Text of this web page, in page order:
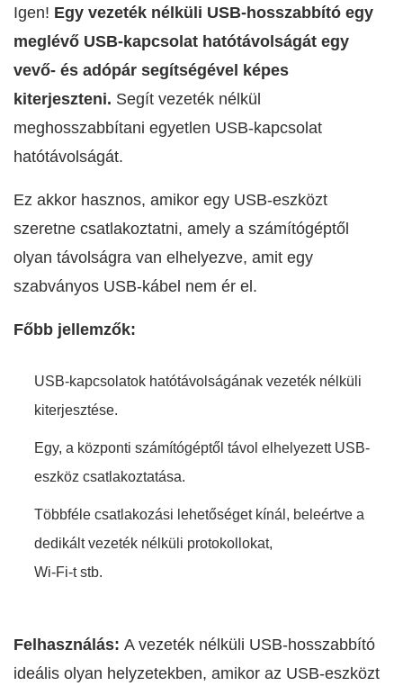
Igen! Egy vezeték nélküli USB-hosszabbító egy
meglévő USB-kapcsolat hatótávolságát egy
vevő- és adópár segítségével képes
kiterjeszteni. Segít vezeték nélkül
meghosszabbítani egyetlen USB-kapcsolat
hatótávolságát.
Ez akkor hasznos, amikor egy USB-eszközt
szeretne csatlakoztatni, amely a számítógéptől
olyan távolságra van elhelyezve, amit egy
szabványos USB-kábel nem ér el.
Főbb jellemzők:
USB-kapcsolatok hatótávolságának vezeték nélküli
kiterjesztése.
Egy, a központi számítógéptől távol elhelyezett USB-
eszköz csatlakoztatása.
Többféle csatlakozási lehetőséget kínál, beleértve a
dedikált vezeték nélküli protokollokat,
Wi-Fi-t stb.
Felhasználás: A vezeték nélküli USB-hosszabbító
ideális olyan helyzetekben, amikor az USB-eszközt